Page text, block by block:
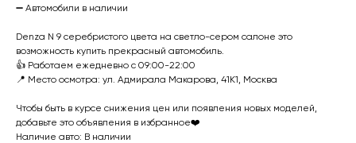
➖ Автомобили в наличии
Denza N 9 серебристого цвета на светло-сером салоне это
возможность купить прекрасный автомобиль.
👍 Работаем ежедневно с 09:00-22:00
📍 Место осмотра: ул. Адмирала Макарова, 41К1, Москва
Чтобы быть в курсе снижения цен или появления новых моделей,
добавьте это объявления в избранное❤️
Наличие авто: В наличии